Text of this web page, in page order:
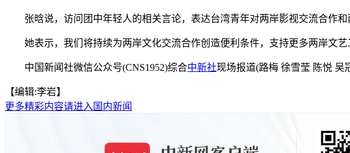
张晗说，访问团中年轻人的相关言论，表达台湾青年对两岸影视交流合作和
她表示，我们将持续为两岸文化交流合作创造便利条件，支持更多两岸文艺
中国新闻社微信公众号(CNS1952)综合中新社现场报道(路梅 徐雪莹 陈悦 吴
【编辑:李岩】
更多精彩内容请进入国内新闻